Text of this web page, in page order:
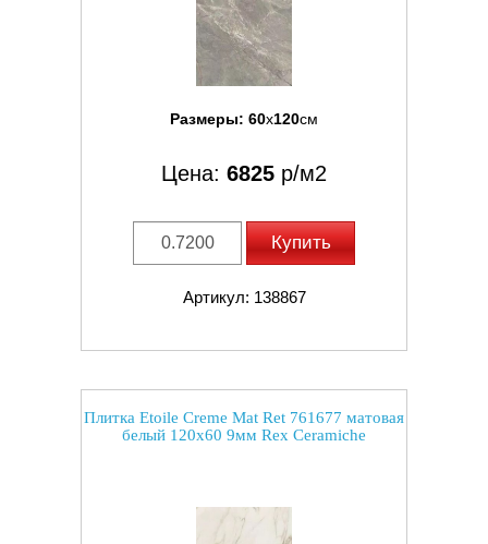
Размеры: 60x120см
Цена: 6825 р/м2
Купить
Артикул: 138867
Плитка Etoile Creme Mat Ret 761677 матовая
белый 120x60 9мм Rex Ceramiche